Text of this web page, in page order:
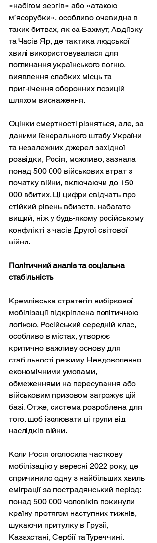
«набігом зергів» або «атакою
м’ясорубки», особливо очевидна в
таких битвах, як за Бахмут, Авдіївку
та Часів Яр, де тактика людської
хвилі використовувалася для
поглинання українського вогню,
виявлення слабких місць та
пригнічення оборонних позицій
шляхом виснаження.
Оцінки смертності різняться, але, за
даними Генерального штабу України
та незалежних джерел західної
розвідки, Росія, можливо, зазнала
понад 500 000 військових втрат з
початку війни, включаючи до 150
000 вбитих. Ці цифри свідчать про
стійкий рівень вбивств, набагато
вищий, ніж у будь-якому російському
конфлікті з часів Другої світової
війни.
Політичний аналіз та соціальна
стабільність
Кремлівська стратегія вибіркової
мобілізації підкріплена політичною
логікою. Російський середній клас,
особливо в містах, утворює
критично важливу основу для
стабільності режиму. Невдоволення
економічними умовами,
обмеженнями на пересування або
військовим призовом загрожує цій
базі. Отже, система розроблена для
того, щоб ізолювати ці групи від
наслідків війни.
Коли Росія оголосила часткову
мобілізацію у вересні 2022 року, це
спричинило одну з найбільших хвиль
еміграції за пострадянський період:
понад 500 000 чоловіків покинули
країну протягом наступних тижнів,
шукаючи притулку в Грузії,
Казахстані, Сербії та Туреччині.